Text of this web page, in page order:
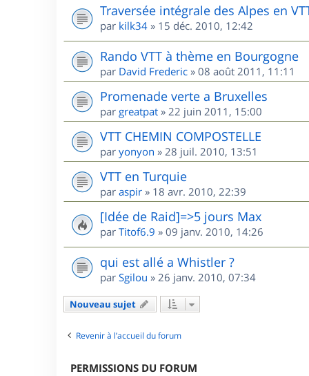
Traversée intégrale des Alpes en
par kilk34 » 15 déc. 2010, 12:42
Rando VTT à thème en Bourgogne
par David Frederic » 08 août 2011, 11:11
Promenade verte a Bruxelles
par greatpat » 22 juin 2011, 15:00
VTT CHEMIN COMPOSTELLE
par yonyon » 28 juil. 2010, 13:51
VTT en Turquie
par aspir » 18 avr. 2010, 22:39
[Idée de Raid]=>5 jours Max
par Titof6.9 » 09 janv. 2010, 14:26
qui est allé a Whistler ?
par Sgilou » 26 janv. 2010, 07:34
Nouveau sujet
Revenir à l’accueil du forum
PERMISSIONS DU FORUM